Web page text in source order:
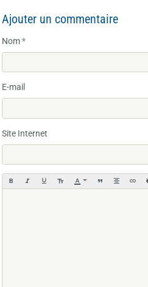
Ajouter un commentaire
Nom
E-mail
Site Internet